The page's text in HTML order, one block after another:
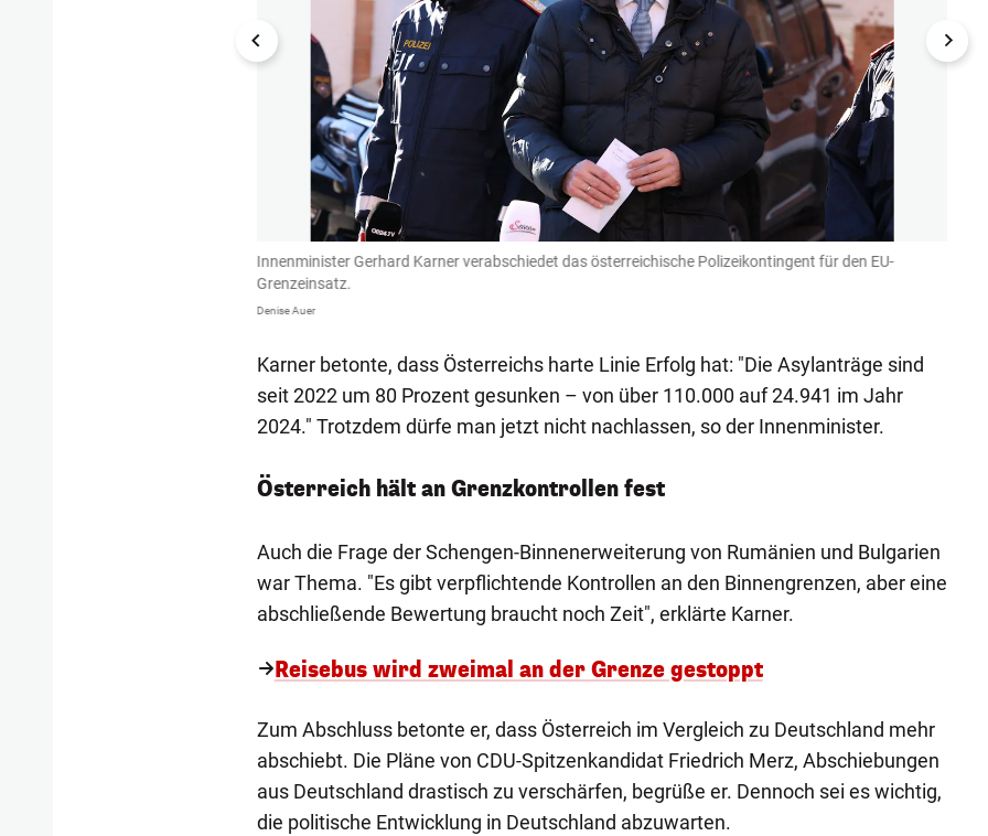
Innenminister Gerhard Karner verabschiedet das österreichische Polizeikontingent für den EU-
Grenzeinsatz.
Denise Auer
Karner betonte, dass Österreichs harte Linie Erfolg hat: "Die Asylanträge sind
seit 2022 um 80 Prozent gesunken – von über 110.000 auf 24.941 im Jahr
2024." Trotzdem dürfe man jetzt nicht nachlassen, so der Innenminister.
Österreich hält an Grenzkontrollen fest
Auch die Frage der Schengen-Binnenerweiterung von Rumänien und Bulgarien
war Thema. "Es gibt verpflichtende Kontrollen an den Binnengrenzen, aber eine
abschließende Bewertung braucht noch Zeit", erklärte Karner.
Reisebus wird zweimal an der Grenze gestoppt
Zum Abschluss betonte er, dass Österreich im Vergleich zu Deutschland mehr
abschiebt. Die Pläne von CDU-Spitzenkandidat Friedrich Merz, Abschiebungen
aus Deutschland drastisch zu verschärfen, begrüße er. Dennoch sei es wichtig,
die politische Entwicklung in Deutschland abzuwarten.